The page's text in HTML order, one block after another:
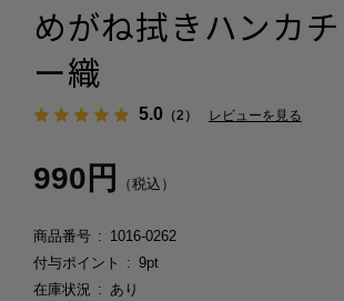
めがね拭きハンカ
ー織
5.0（2） レビューを見る
990円 （税込）
商品番号
1016-0262
付与ポイント
9pt
在庫状況
あり